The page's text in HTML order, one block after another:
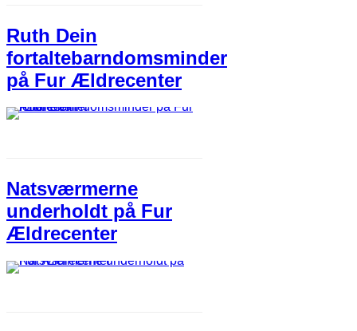
Ruth Dein
fortaltebarndomsminder
på Fur Ældrecenter
Natsværmerne
underholdt på Fur
Ældrecenter